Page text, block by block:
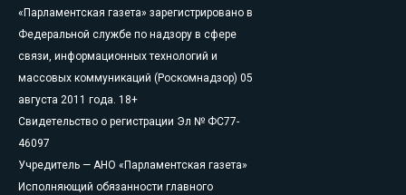
«Парламентская газета» зарегистрировано в
Федеральной службе по надзору в сфере
связи, информационных технологий и
массовых коммуникаций (Роскомнадзор) 05
августа 2011 года. 18+
Свидетельство о регистрации Эл № ФС77-
46097
Учредитель — АНО «Парламентская газета»
Исполняющий обязанности главного